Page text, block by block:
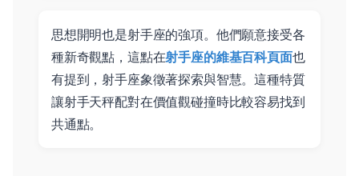
思想開明也是射手座的強項。他們願意接受各
種新奇觀點，這點在射手座的維基百科頁面也
有提到，射手座象徵著探索與智慧。這種特質
讓射手天秤配對在價值觀碰撞時比較容易找到
共通點。